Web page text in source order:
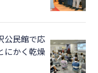
公民館で応
にかく乾燥